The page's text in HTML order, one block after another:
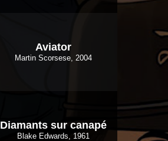
Aviator
Martin Scorsese, 2004
Diamants sur canapé
Blake Edwards, 1961